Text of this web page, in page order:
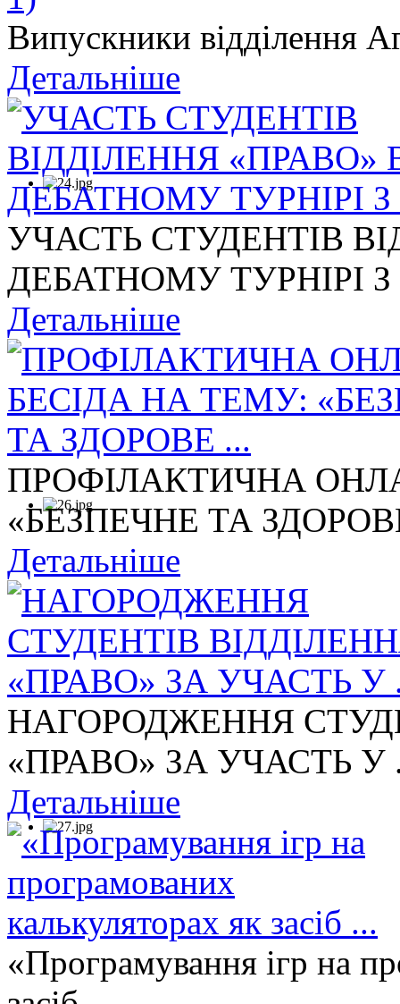
Випускники відділення
Детальніше
УЧАСТЬ СТУДЕНТІВ
ДЕБАТНОМУ ТУРНІРІ З
Детальніше
ПРОФІЛАКТИЧНА
«БЕЗПЕЧНЕ ТА
Детальніше
НАГОРОДЖЕННЯ
«ПРАВО» ЗА УЧАСТЬ У
Детальніше
«Програмування ігр на